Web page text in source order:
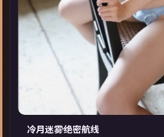
冷月迷雾·绝密航线